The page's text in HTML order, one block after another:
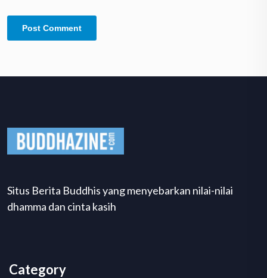
Situs Berita Buddhis yang menyebarkan nilai-nilai
dhamma dan cinta kasih
Category